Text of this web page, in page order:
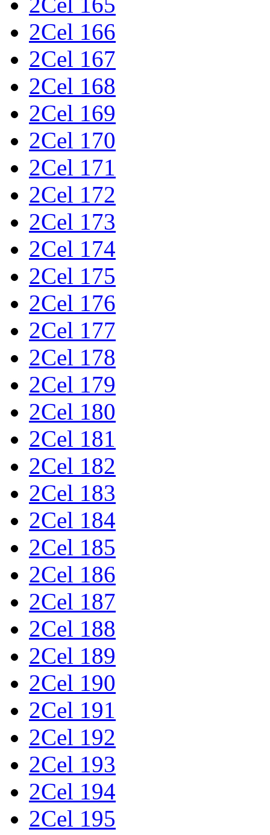
2Cel 166
2Cel 167
2Cel 168
2Cel 169
2Cel 170
2Cel 171
2Cel 172
2Cel 173
2Cel 174
2Cel 175
2Cel 176
2Cel 177
2Cel 178
2Cel 179
2Cel 180
2Cel 181
2Cel 182
2Cel 183
2Cel 184
2Cel 185
2Cel 186
2Cel 187
2Cel 188
2Cel 189
2Cel 190
2Cel 191
2Cel 192
2Cel 193
2Cel 194
2Cel 195